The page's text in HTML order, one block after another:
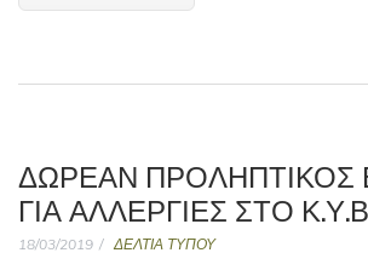
ΔΩΡΕΆΝ ΠΡΟΛΗΠΤΙΚΌΣ
ΓΙΑ ΑΛΛΕΡΓΊΕΣ ΣΤΟ
18/03/2019 ΔΕΛΤΙΑ ΤΥΠΟΥ